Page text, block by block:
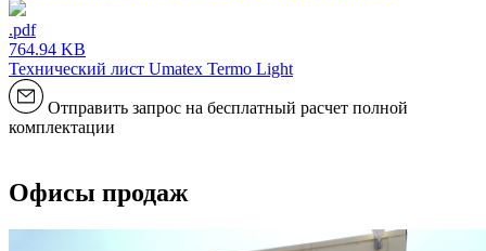
.pdf
764.94 KB
Технический лист Umatex Termo Light
Отправить запрос на бесплатный расчет полной
комплектации
Офисы продаж